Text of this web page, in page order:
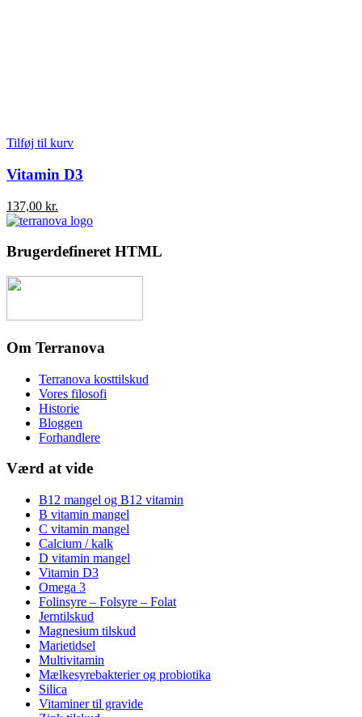
Tilføj til kurv
Vitamin D3
137,00 kr.
Brugerdefineret HTML
Om Terranova
Terranova kosttilskud
Vores filosofi
Historie
Bloggen
Forhandlere
Værd at vide
B12 mangel og B12 vitamin
B vitamin mangel
C vitamin mangel
Calcium / kalk
D vitamin mangel
Vitamin D3
Omega 3
Folinsyre – Folsyre – Folat
Jerntilskud
Magnesium tilskud
Marietidsel
Multivitamin
Mælkesyrebakterier og probiotika
Silica
Vitaminer til gravide